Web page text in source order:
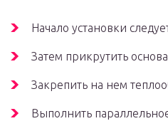
Начало установки
Затем прикрутить
Закрепить на нем
Выполнить